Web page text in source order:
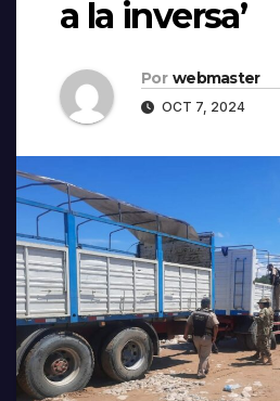
a la inversa’
Por webmaster
OCT 7, 2024